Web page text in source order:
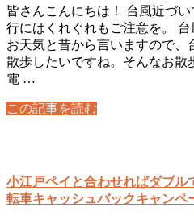
皆さんこんにちは！ 台風近づ
行にはくれぐれもご注意を。
お天気と昔から言いますので、
散歩したいですね。そんなお散
電 …
この記事を読む
小江戸ペイと合わせればダブル
転車キャッシュバックキャンペ